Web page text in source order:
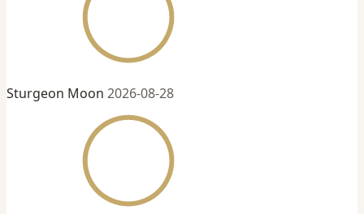
Sturgeon Moon 2026-08-28